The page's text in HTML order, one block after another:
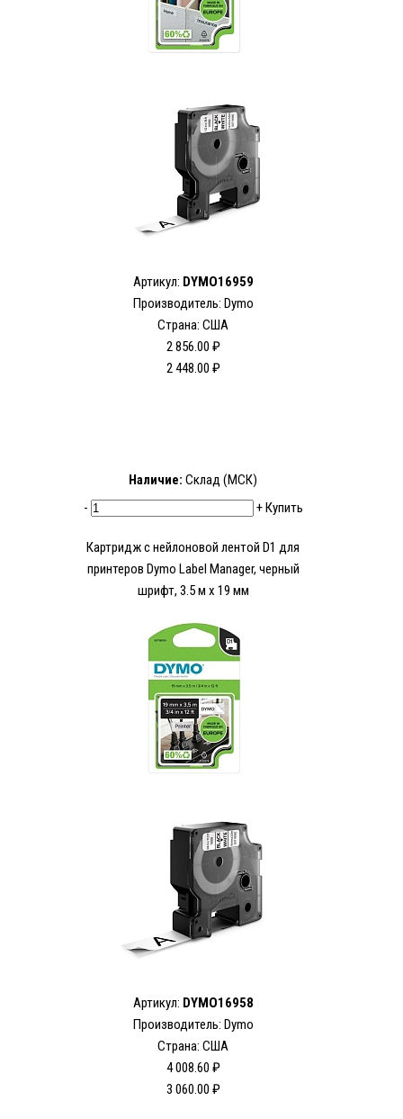
Артикул: DYMO16959
Производитель: Dymo
Страна: США
2 856.00 ₽
2 448.00 ₽
Наличие: Склад (МСК)
-
+Купить
Картридж с нейлоновой лентой D1 для
принтеров Dymo Label Manager, черный
шрифт, 3.5 м x 19 мм
Артикул: DYMO16958
Производитель: Dymo
Страна: США
4 008.60 ₽
3 060.00 ₽